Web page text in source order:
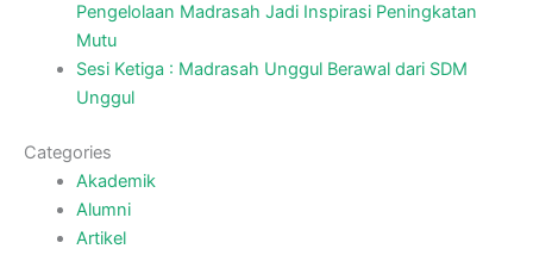
Pengelolaan Madrasah Jadi Inspirasi Peningkatan
Mutu
Sesi Ketiga : Madrasah Unggul Berawal dari SDM
Unggul
Categories
Akademik
Alumni
Artikel